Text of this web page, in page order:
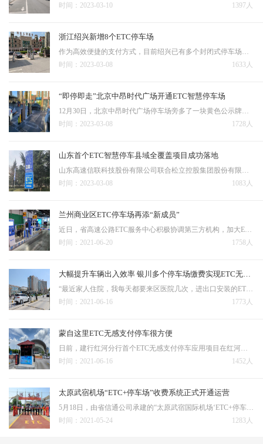
1397人
时间：2023-03-10
浙江绍兴新增8个ETC停车场
作为高效便捷的支付方式，目前绍兴已有多个封闭式停车场及路侧停车泊位支持使用ETC支付停车费用。 2022年，我市民生实事项目“城乡交通平安畅通综合治理工程”提出“新建ETC停车场8个”的目标。截至10月初，该目标已基本完成，市民出行便捷度进一步增强。高铁南站…
1633人
时间：2023-03-08
“即停即走”北京中昂时代广场开通ETC智慧停车场
12月30日，北京中昂时代广场停车场旁多了一块黄色公示牌，公示牌上“此停车场已开通ETC”几个字清晰可见，车主无需等待，“无感”缴费，出行更便捷。迷诺科技（重庆）有限公司对北京中昂时代广场停车区域进行升级改造，改造后的停车场实现ETC车辆秒进秒出、进出口延时自动…
1728人
时间：2023-03-08
山东首个ETC智慧停车县域全覆盖项目成功落地
山东高速信联科技股份有限公司联合松立控股集团股份有限公司推出的省内首个县级市全覆盖的ETC路侧停车改造项目在青岛胶州顺利落地，整体改造上线30余个路侧停车场，近3000个车位，双方还计划合作推进封闭停车场ETC改造，让市民充分体验到ETC智慧停车的高效与便捷。 …
1083人
时间：2023-03-08
兰州商业区ETC停车场再添“新成员”
近日，省高速公路ETC服务中心积极协调第三方机构，加大ETC停车场推广应用力度，新增兰州市雁滩商区万达广场、西关商区亚欧商厦、西站商区中天建广场三家综合体商业圈ETC停车场。 据了解，新增商业区ETC停车场的上线运营加速推进了兰州市东、西、中综合商业体ETC停…
1758人
时间：2021-06-20
“最近家人住院，我每天都要来区医院几次，进出口安装的ETC无感支付太方便了。”6月10日，在宁夏回族自治区人民医院总院西门，市民王先生装有ETC的车辆仅用了两三秒便完成了收费通行。 据了解，银川市备案的停车场共有1200余处，停车泊位共计20.6万个。银川市城市建设…
1773人
时间：2021-06-16
蒙自这里ETC无感支付停车很方便
日前，建行红河分行首个ETC无感支付停车应用项目在红河州体育馆停车场成功上线。该项目的落地是建行红河分行践行新金融理念，将ETC与龙支付无感支付创新融合，持续推进生态场景功能升级，积极抢占高频交易场景实现获客、活客的重要举措，更是建行红河分行深入开展“我为群…
1452人
时间：2021-06-16
太原武宿机场“ETC+停车场”收费系统正式开通运营
5月18日，由省信通公司承建的“太原武宿国际机场‘ETC+停车场’收费系统”正式开通运营。 该项目是省信通公司贯彻落实我省信息技术应用创新“揭榜挂帅”首批试点项目的成功落地应用，是践行党史学习教育“我为群众办实事”的具体举措。信通公司根据太原机场停车实际情…
1283人
时间：2021-05-24